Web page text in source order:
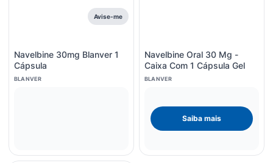
Avise-me
Navelbine 30mg Blanver 1
Cápsula
BLANVER
Navelbine Oral 30 Mg -
Caixa Com 1 Cápsula Gel
BLANVER
Saiba mais